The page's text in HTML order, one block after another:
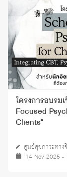
โครงการอบรม
Focused
Clients"
ศูนย์สุขภาวะทาง
14 Nov 2025 -